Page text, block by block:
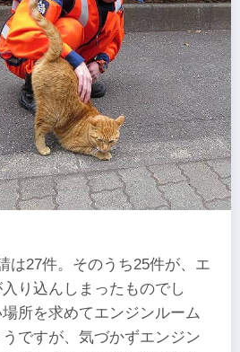
は27件。そのうち25件が、エ
り込んしまったものでし
所を求めてエンジンルーム
ですが、気づかずエンジン